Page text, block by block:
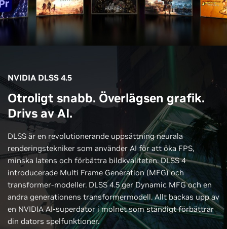
NVIDIA DLSS 4.5
Otroligt snabb. Överlägsen grafik.
Drivs av AI.
DLSS är en revolutionerande uppsättning neurala
renderingstekniker som använder AI för att öka FPS,
minska latens och förbättra bildkvaliteten. DLSS 4
introducerade Multi Frame Generation (MFG) och
transformer-modeller. DLSS 4.5 ger Dynamic MFG och en
andra generationens transformermodell. Allt backas upp av
en NVIDIA AI-superdator i molnet som ständigt förbättrar
din dators spelfunktioner.